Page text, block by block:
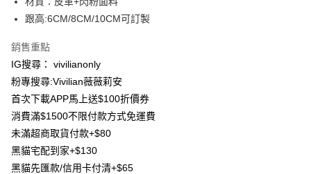
華南商業銀行
上海商業儲蓄銀行
臺灣中小企業銀行
匯豐（台灣）商業銀行
聯邦商業銀行
元大商業銀行
台新國際商業銀行
台灣樂天信用卡公司
LINE Pay
Apple Pay
街口支付
Google Pay
大哥付你分期
相關說明
【大哥付你分期使用說明】
1.本服務由台灣大哥大提供，台灣大哥大用戶可立即使用無須另外申請。
AFTEE先享後付
跟高:6CM/8CM/10CM可訂製
銷售重點
IG搜尋： vivilianonly
粉專搜尋:Vivilian薇薇莉安
首次下載APP馬上送$100折價券
消費滿$1500不限付款方式免運費
未滿超商取貨付款+$80
黑貓宅配到家+$130
黑貓先匯款/信用卡付清+$65